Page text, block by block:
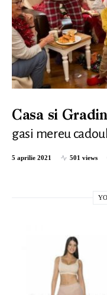
Casa si
gasi mereu
5 aprilie 2021 501 views